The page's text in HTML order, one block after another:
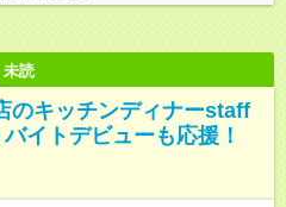
未読
キッチンディナーstaff
イトデビューも応援！